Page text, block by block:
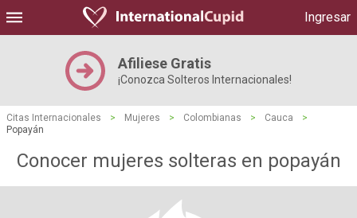
Ingresar
Afiliese Gratis
¡Conozca Solteros Internacionales!
Citas Internacionales > Mujeres > Colombianas > Cauca
>
Popayán
Conocer mujeres solteras en popayán